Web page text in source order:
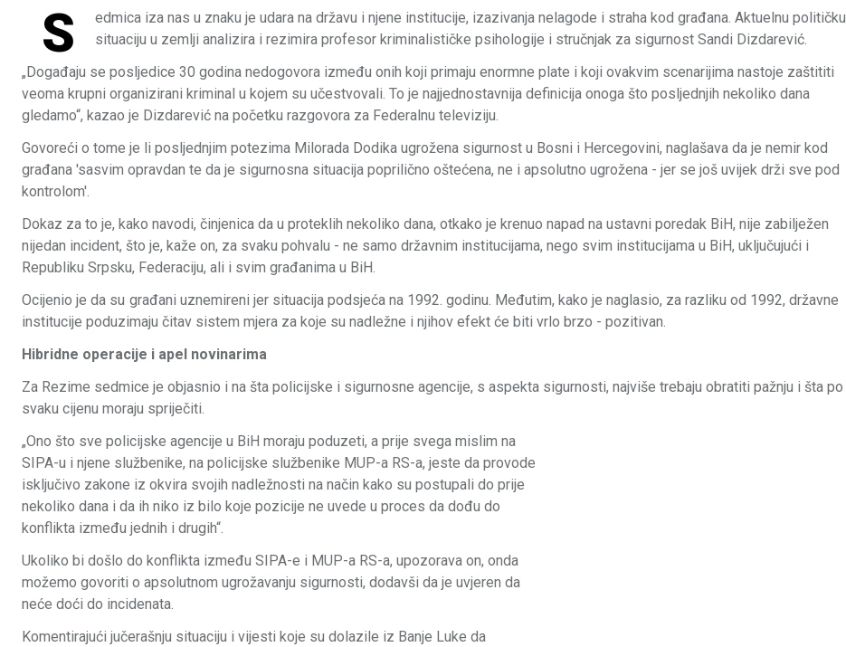
S
edmica iza nas u znaku je udara na državu i njene institucije, izazivanja nelagode i straha kod građana. Aktuelnu političku
situaciju u zemlji analizira i rezimira profesor kriminalističke psihologije i stručnjak za sigurnost Sandi Dizdarević.
„Događaju se posljedice 30 godina nedogovora između onih koji primaju enormne plate i koji ovakvim scenarijima nastoje zaštititi
veoma krupni organizirani kriminal u kojem su učestvovali. To je najjednostavnija definicija onoga što posljednjih nekoliko dana
gledamo“, kazao je Dizdarević na početku razgovora za Federalnu televiziju.
Govoreći o tome je li posljednjim potezima Milorada Dodika ugrožena sigurnost u Bosni i Hercegovini, naglašava da je nemir kod
građana 'sasvim opravdan te da je sigurnosna situacija poprilično oštećena, ne i apsolutno ugrožena - jer se još uvijek drži sve pod
kontrolom'.
Dokaz za to je, kako navodi, činjenica da u proteklih nekoliko dana, otkako je krenuo napad na ustavni poredak BiH, nije zabilježen
nijedan incident, što je, kaže on, za svaku pohvalu - ne samo državnim institucijama, nego svim institucijama u BiH, uključujući i
Republiku Srpsku, Federaciju, ali i svim građanima u BiH.
Ocijenio je da su građani uznemireni jer situacija podsjeća na 1992. godinu. Međutim, kako je naglasio, za razliku od 1992, državne
institucije poduzimaju čitav sistem mjera za koje su nadležne i njihov efekt će biti vrlo brzo - pozitivan.
Hibridne operacije i apel novinarima
Za Rezime sedmice je objasnio i na šta policijske i sigurnosne agencije, s aspekta sigurnosti, najviše trebaju obratiti pažnju i šta po
svaku cijenu moraju spriječiti.
„Ono što sve policijske agencije u BiH moraju poduzeti, a prije svega mislim na
SIPA-u i njene službenike, na policijske službenike MUP-a RS-a, jeste da provode
isključivo zakone iz okvira svojih nadležnosti na način kako su postupali do prije
nekoliko dana i da ih niko iz bilo koje pozicije ne uvede u proces da dođu do
konflikta između jednih i drugih“.
Ukoliko bi došlo do konflikta između SIPA-e i MUP-a RS-a, upozorava on, onda
možemo govoriti o apsolutnom ugrožavanju sigurnosti, dodavši da je uvjeren da
neće doći do incidenata.
Komentirajući jučerašnju situaciju i vijesti koje su dolazile iz Banje Luke da